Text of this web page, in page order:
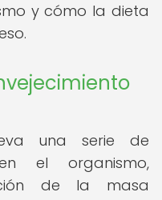
y cómo la dieta
una serie de
el organismo,
de la masa